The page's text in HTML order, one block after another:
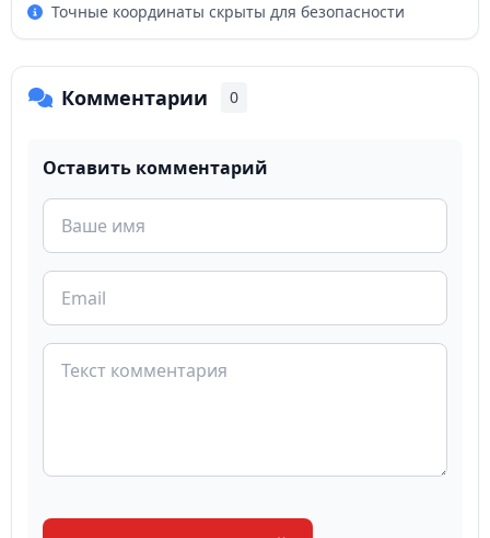
Точные координаты скрыты для безопасности
Комментарии 0
Оставить комментарий